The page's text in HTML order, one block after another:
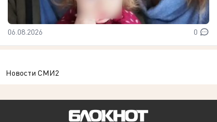
06.08.2026 0
Новости СМИ2